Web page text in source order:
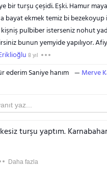
bir turşu çeşidi. Eşki. Hamur
bayat ekmek temiz bi bezekoyup
pulbiber isterseniz nohut
bunun yemyide yapılıyor.
8 yıl
ederim Saniye hanım Merve
turşu yaptım.
Daha fazla